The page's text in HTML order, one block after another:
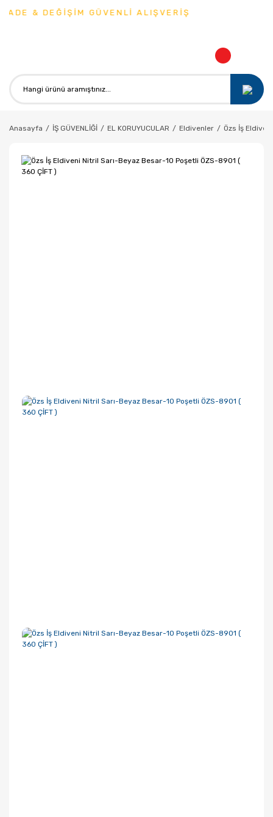
& DEĞİŞİM GÜVENLİ ALIŞVERİŞ
Anasayfa İŞ GÜVENLİĞİ EL KORUYUCULAR Eldivenler Özs İş